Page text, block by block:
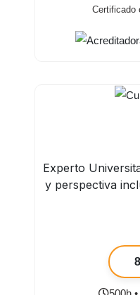
Certificado
Experto
y perspectiva